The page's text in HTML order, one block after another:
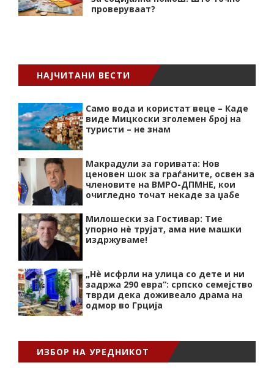
проверуваат?
НАЈЧИТАНИ ВЕСТИ
Само вода и користат веце – Каде
виде Мицкоски зголемен број на
туристи – не знам
Макрадули за горивата: Нов
ценовен шок за граѓаните, освен за
членовите на ВМРО-ДПМНЕ, кои
очигледно точат некаде за џабе
Милошески за Гостивар: Тие
упорно нѐ трујат, ама ние машки
издржуваме!
„Нѐ исфрли на улица со дете и ни
задржа 290 евра“: српско семејство
тврди дека доживеало драма на
одмор во Грција
ИЗБОР НА УРЕДНИКОТ